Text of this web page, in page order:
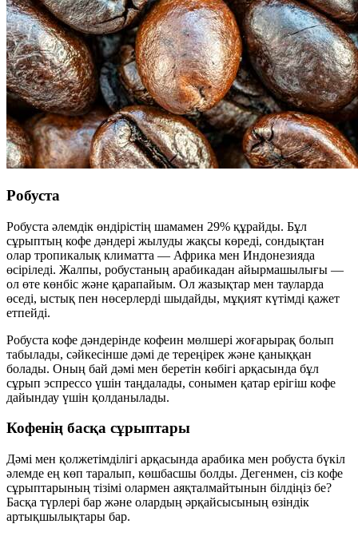
Робуста
Робуста әлемдік өндірістің шамамен 29% құрайды. Бұл
сұрыптың кофе дәндері жылуды жақсы көреді, сондықтан
олар тропикалық климатта — Африка мен Индонезияда
өсіріледі. Жалпы, робустаның арабикадан айырмашылығы —
ол өте көнбіс және қарапайым. Ол жазықтар мен тауларда
өседі, ыстық пен нөсерлерді шыдайды, мұқият күтімді қажет
етпейді.
Робуста кофе дәндерінде кофеин мөлшері жоғарырақ болып
табылады, сәйкесінше дәмі де тереңірек және қаныққан
болады. Оның бай дәмі мен беретін көбігі арқасында бұл
сұрып эспрессо үшін таңдалады, сонымен қатар ерігіш кофе
дайындау үшін қолданылады.
Кофенің басқа сұрыптары
Дәмі мен қолжетімділігі арқасында арабика мен робуста бүкіл
әлемде ең көп таралып, көшбасшы болды. Дегенмен, сіз кофе
сұрыптарының тізімі олармен аяқталмайтынын білдіңіз бе?
Басқа түрлері бар және олардың әрқайсысының өзіндік
артықшылықтары бар.